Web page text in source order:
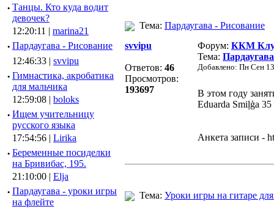
· Танцы. Кто куда водит
девочек?
12:20:11 | marina21
· Пардаугава - Рисование
12:46:33 | svvipu
· Гимнастика, акробатика
для мальчика
12:59:08 | boloks
· Ищем учительницу
русского языка
17:54:56 | Lirika
· Беременные посиделки
на Бривибас, 195.
21:10:00 | Elja
· Пардаугава - уроки игры
на флейте
Тема: Пардаугава - Рисование
svvipu
Ответов: 46
Просмотров:
193697
Форум: ККМ
Тема:
Добавлено: Пн Сен
В этом году
Eduarda Smiļģa 35
Анкета записи -
Тема: Уроки игры на гитаре